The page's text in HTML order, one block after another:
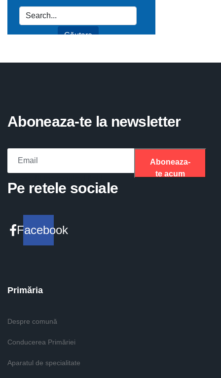
Aboneaza-te la newsletter
Aboneaza-
te acum
Pe retele sociale
Facebook
Primăria
Despre comună
Conducerea Primăriei
Aparatul de specialitate